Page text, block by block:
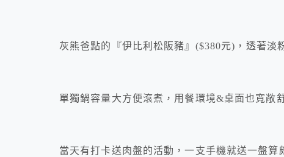
灰熊爸點的『伊比利松阪豬』($380元)，透著淡
單獨鍋容量大方便滾煮，用餐環境&桌面也寬敞
當天有打卡送肉盤的活動，一支手機就送一盤算